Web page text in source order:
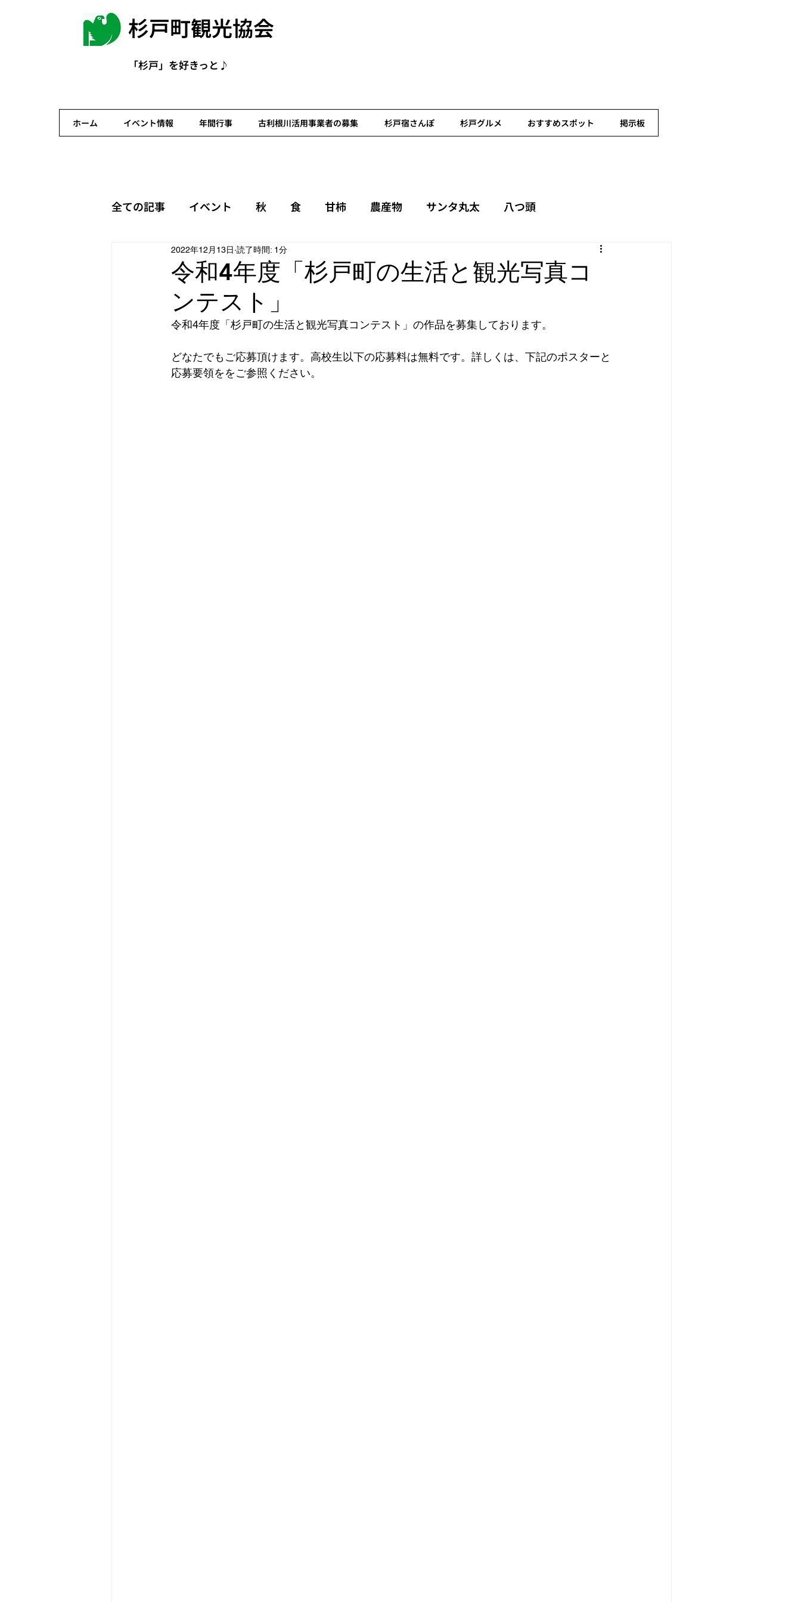
お問合せ 杉戸町観光協会
「杉戸」を好きっと♪
ホーム イベント情報 年間行事 古利根川活用事業者の募集 杉戸宿さんぽ 杉戸グルメ おすすめスポット 掲示板
全ての記事 イベント 秋 食 甘柿 農産物 サンタ丸太 八つ頭
杉戸宿観光案内ボランティア
杉戸町観光案内所 道の駅アグリパークゆめすぎと
杉戸町観光案内所 杉戸県立杉戸農業高等学校 マルシェ 養成講座 いちご 町歩き
令和4年度「杉戸町の生活と観光写真コ
ンテスト」
2022年12月13日 読了時間: 1分
令和4年度「杉戸町の生活と観光写真コンテスト」の作品を募集しております。
どなたでもご応募頂けます。高校生以下の応募料は無料です。詳しくは、下記のポスターと
応募要領ををご参照ください。